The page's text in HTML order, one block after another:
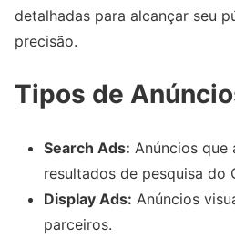
detalhadas para alcançar seu
precisão.
Tipos de
Search Ads: Anúncios que
resultados de pesquisa do
Display Ads: Anúncios
parceiros.